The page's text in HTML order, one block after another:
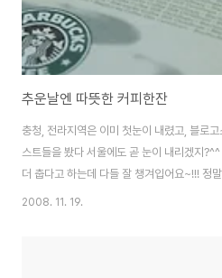
추운날엔 따뜻한 커피한잔
충청, 전라지역은 이미 첫눈이 내렸고, 블로
스트들을 봤다 서울에도 곧 눈이 내리겠지
더 춥다고 하는데 다들 잘 챙겨입어요~!!! 정
온 느낌~ 하늘은 맑지만 바람은 세차게 불고
2008. 11. 19.